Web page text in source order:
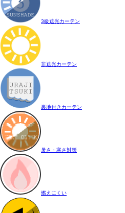
3級遮光カーテン
非遮光カーテン
裏地付きカーテン
暑さ・寒さ対策
燃えにくい